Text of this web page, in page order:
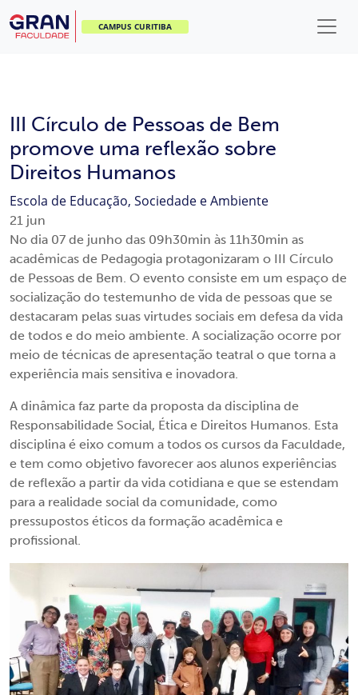
CAMPUS CURITIBA
III Círculo de Pessoas de Bem
promove uma reflexão sobre
Direitos Humanos
Escola de Educação, Sociedade e Ambiente
21 jun
No dia 07 de junho das 09h30min às 11h30min as
acadêmicas de Pedagogia protagonizaram o III Círculo
de Pessoas de Bem. O evento consiste em um espaço de
socialização do testemunho de vida de pessoas que se
destacaram pelas suas virtudes sociais em defesa da vida
de todos e do meio ambiente. A socialização ocorre por
meio de técnicas de apresentação teatral o que torna a
experiência mais sensitiva e inovadora.
A dinâmica faz parte da proposta da disciplina de
Responsabilidade Social, Ética e Direitos Humanos. Esta
disciplina é eixo comum a todos os cursos da Faculdade,
e tem como objetivo favorecer aos alunos experiências
de reflexão a partir da vida cotidiana e que se estendam
para a realidade social da comunidade, como
pressupostos éticos da formação acadêmica e
profissional.